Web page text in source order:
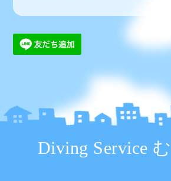
Diving Service